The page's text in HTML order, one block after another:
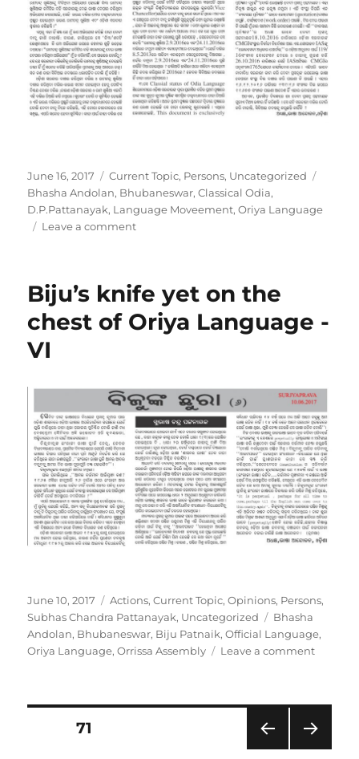
Posted
on
June 16, 2017 Categories
Current Topic, Persons, Uncategorized
Bhasha Andolan, Bhubaneswar,Classical Odia,
D.P.Pattanayak, Language Moveement,Oriya Language
Leave a commenton
into
P.
Biju’s knife yet on the
chest of Oriya Language -
VI
Posted
on
June 10, 2017 Categories
Actions,Current Topic,Opinions, Persons,
Subhas Chandra Pattanayak, Uncategorized Tags
Bhasha
Andolan, Bhubaneswar, Biju Patnaik,Official Language,
Oriya Language,Orrissa Assembly Leave a commenton
the
chest
Posts
PAGE71